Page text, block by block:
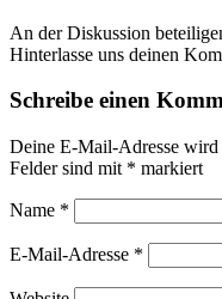
An der Diskussion
Hinterlasse uns deinen
Schreibe einen
Deine E-Mail-Adresse
Felder sind mit * markiert
Name *
E-Mail-Adresse *